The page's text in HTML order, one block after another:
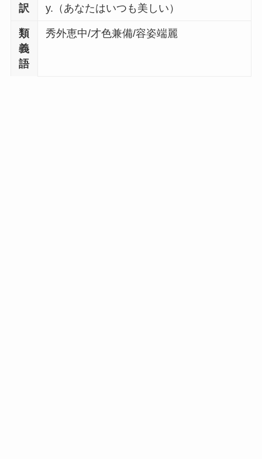
訳
y.（あなたはいつも美しい）
類
義
語
秀外恵中/才色兼備/容姿端麗